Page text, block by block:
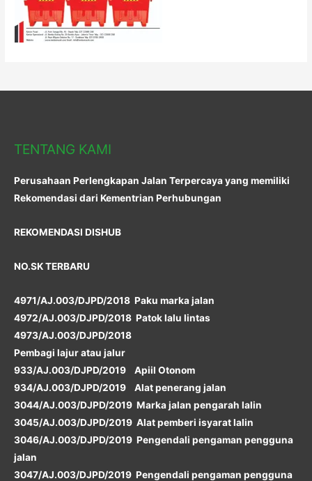
TENTANG KAMI
Perusahaan Perlengkapan Jalan Terpercaya yang memiliki
Rekomendasi dari Kementrian Perhubungan
REKOMENDASI DISHUB
NO.SK TERBARU
4971/AJ.003/DJPD/2018 Paku marka jalan
4972/AJ.003/DJPD/2018 Patok lalu lintas
4973/AJ.003/DJPD/2018
Pembagi lajur atau jalur
933/AJ.003/DJPD/2019 Apiil Otonom
934/AJ.003/DJPD/2019 Alat penerang jalan
3044/AJ.003/DJPD/2019 Marka jalan pengarah lalin
3045/AJ.003/DJPD/2019 Alat pemberi isyarat lalin
3046/AJ.003/DJPD/2019 Pengendali pengaman pengguna
jalan
3047/AJ.003/DJPD/2019 Pengendali pengaman pengguna